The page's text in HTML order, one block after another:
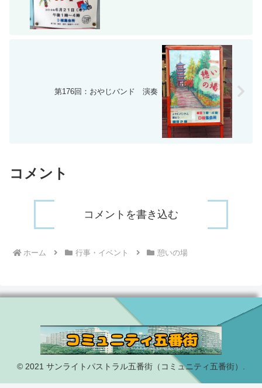
第176回：おやじバンド 演奏
コメント
コメントを書き込む
ホーム 行事・イベント 憩いの場
© 2021 サンライトパストラル五番街（コミュニティ五番街）.